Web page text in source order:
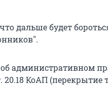
дальше будет
административном
20.18 КоАП